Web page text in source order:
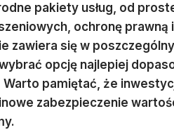
pakiety usług, od
ochronę
zawiera się w
opcję najlepiej
pamiętać, że
zabezpieczenie